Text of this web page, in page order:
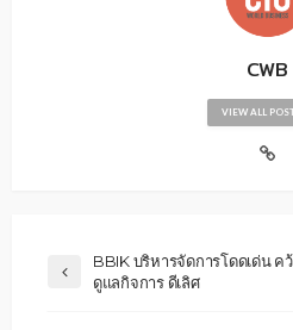
CWB
VIEW ALL
BBIK บริหารจัดการโดดเด่น
ดูแลกิจการ ดีเลิศ